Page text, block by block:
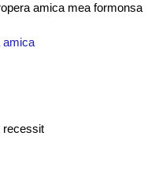
amica mea formonsa
amica
recessit